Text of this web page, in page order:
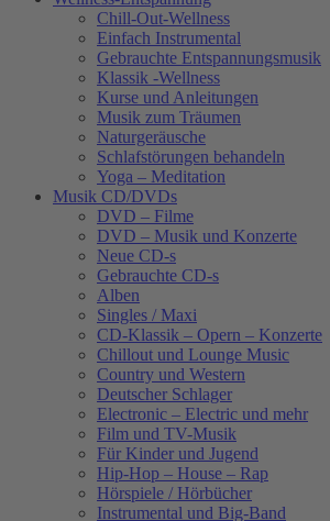
Chill-Out-Wellness
Einfach Instrumental
Gebrauchte Entspannungsmusik
Klassik -Wellness
Kurse und Anleitungen
Musik zum Träumen
Naturgeräusche
Schlafstörungen behandeln
Yoga – Meditation
Musik CD/DVDs
DVD – Filme
DVD – Musik und Konzerte
Neue CD-s
Gebrauchte CD-s
Alben
Singles / Maxi
CD-Klassik – Opern – Konzerte
Chillout und Lounge Music
Country und Western
Deutscher Schlager
Electronic – Electric und mehr
Film und TV-Musik
Für Kinder und Jugend
Hip-Hop – House – Rap
Hörspiele / Hörbücher
Instrumental und Big-Band